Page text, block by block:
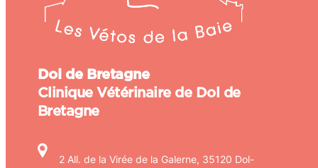
Dol de Bretagne
Clinique Vétérinaire de Dol de
Bretagne
2 All. de la Virée de la Galerne, 35120 Dol-